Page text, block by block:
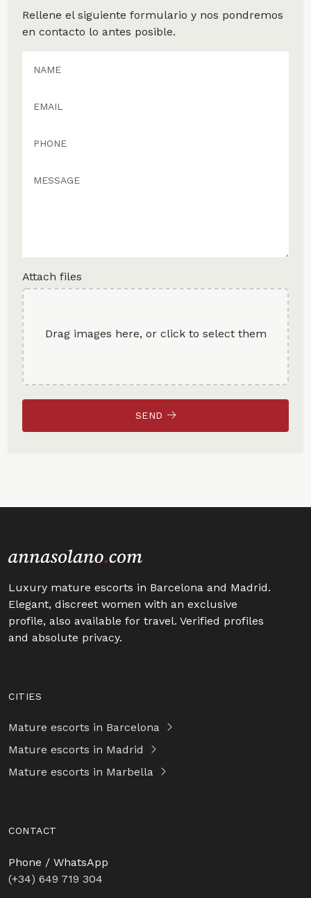
Rellene el siguiente formulario y nos pondremos
en contacto lo antes posible.
Attach files
Drag images here, or click to select them
SEND
Luxury mature escorts in Barcelona and Madrid.
Elegant, discreet women with an exclusive
profile, also available for travel. Verified profiles
and absolute privacy.
CITIES
Mature escorts in Barcelona
Mature escorts in Madrid
Mature escorts in Marbella
CONTACT
Phone / WhatsApp
(+34) 649 719 304